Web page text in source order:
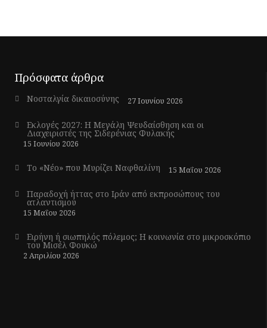
Πρόσφατα άρθρα
Νοσταλγία δικαιοσύνης 27 Ιουνίου 2026
Εκλογές 2027: Η Μεγάλη Ψευδαίσθηση και οι
Διαχειριστές της Σιδερένιας Φυλακής
15 Ιουνίου 2026
Το «Νέο» που Μυρίζει Ναφθαλίνη 15 Μαΐου 2026
Παραδοχή ήττας στο Ιράν από εκπροσώπους του
ατλαντισμού
15 Μαΐου 2026
Ειρήνη ή σιωπηλός πόλεμος; Η κοινωνία στο μικροσκόπιο
του Μισέλ Φουκώ
2 Απριλίου 2026